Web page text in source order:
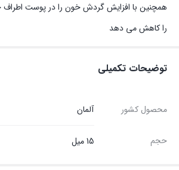
همچنین با افزایش گردش خون را در پوست
را کاهش می دهد
توضیحات تکمیلی
محصول کشور آلمان
حجم 15 میل